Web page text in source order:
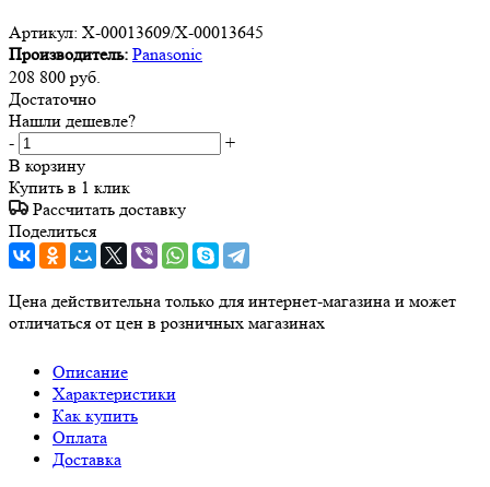
Артикул: X-00013609/X-00013645
Производитель: Panasonic
208 800 руб.
Достаточно
Нашли дешевле?
-
+
В корзину
Купить в 1 клик
Рассчитать доставку
Поделиться
Цена действительна только для интернет-магазина и может
отличаться от цен в розничных магазинах
Описание
Характеристики
Как купить
Оплата
Доставка